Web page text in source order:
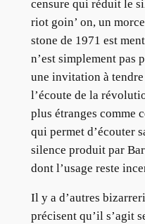
censure qui réduit le
riot goin’ on, un
stone de 1971 est
n’est simplement pas
une invitation à
l’écoute de la
plus étranges comme
qui permet d’écouter
silence produit par
dont l’usage reste
Il y a d’autres
précisent qu’il s’agit